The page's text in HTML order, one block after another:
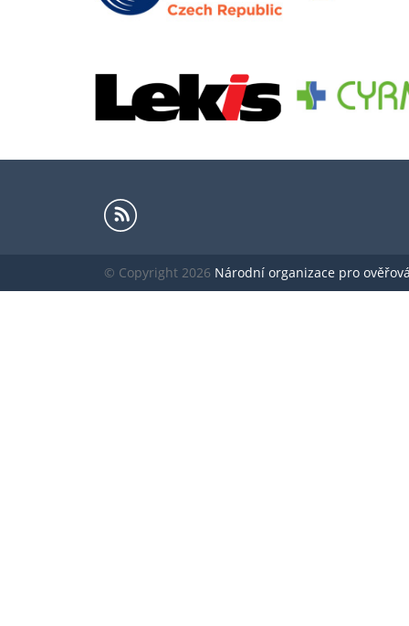
© Copyright 2026 Národní organizace pro